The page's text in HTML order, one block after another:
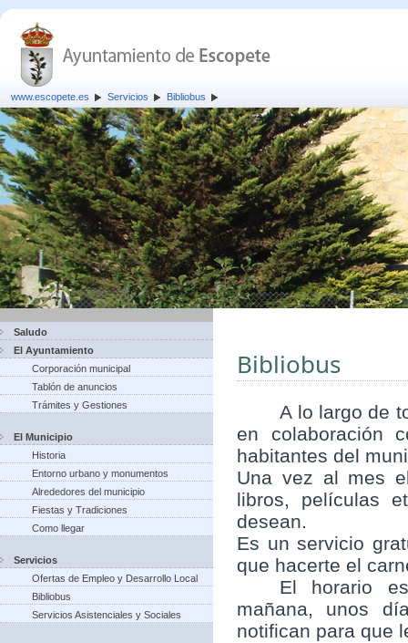
www.escopete.es Servicios Bibliobus
Saludo
El Ayuntamiento
Corporación municipal
Tablón de anuncios
Trámites y Gestiones
El Municipio
Historia
Entorno urbano y monumentos
Alrededores del municipio
Fiestas y Tradiciones
Como llegar
Servicios
Ofertas de Empleo y Desarrollo Local
Bibliobus
Servicios Asistenciales y Sociales
Bibliobus
A lo largo de
en colaboración
habitantes del
Una vez al mes
libros, películas
desean.
Es un servicio
que hacerte el
El horario
mañana, unos
notifican para que